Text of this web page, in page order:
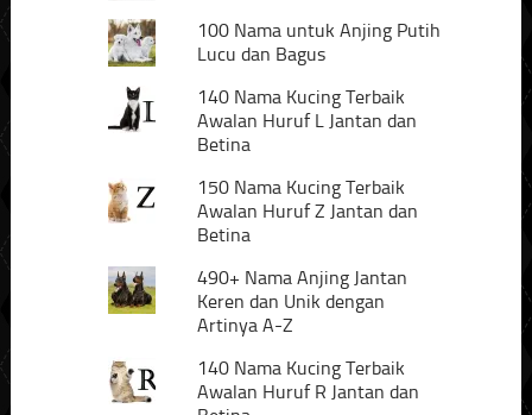
100 Nama untuk Anjing Putih
Lucu dan Bagus
140 Nama Kucing Terbaik
Awalan Huruf L Jantan dan
Betina
150 Nama Kucing Terbaik
Awalan Huruf Z Jantan dan
Betina
490+ Nama Anjing Jantan
Keren dan Unik dengan
Artinya A-Z
140 Nama Kucing Terbaik
Awalan Huruf R Jantan dan